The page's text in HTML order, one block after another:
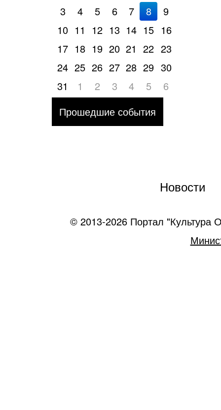
3
4 5 6 7 8
9
10 11 12 13 14 15 16
17 18 19 20 21 22 23
24 25 26 27 28 29 30
31
1 2 3 4 5
6
Прошедшие события
Новости
© 2013-2026 Портал "Культура